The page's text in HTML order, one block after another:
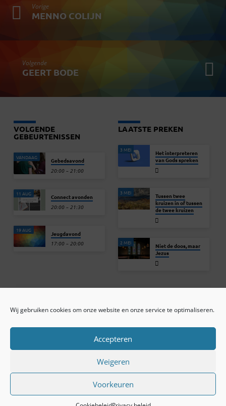
Wij gebruiken cookies om onze website en onze service te optimaliseren.
Accepteren
Weigeren
Voorkeuren
Vorige
MENNO COLIJN
Volgende
GEERT BODE
VOLGENDE
GEBEURTENISSEN
VANDAAG Gebedsavond
20:00 – 21:00
11 AUG Connect avonden
20:00 – 21:30
19 AUG Jeugdavond
17:00 – 20:00
LAATSTE PREKEN
3 MEI
Het interpreteren
van Gods spreken
3 MEI
Tussen twee
kruizen in of tussen
de twee kruizen
2 MEI
Niet de doos, maar
Jezus
ONLINE ARCHIEF
Privacy beleid
© 2026 Baptistengemeente Tiel.